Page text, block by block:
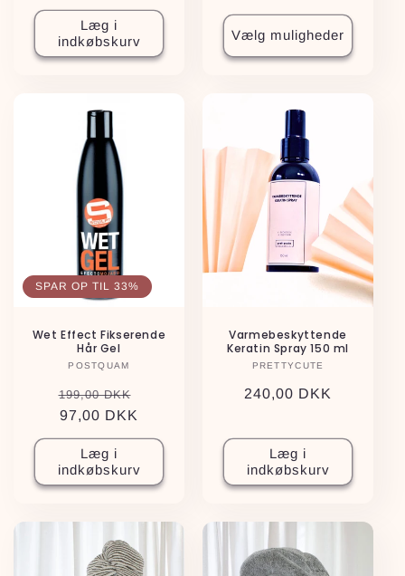
Læg i
indkøbskurv
Vælg muligheder
SPAR OP TIL 33%
Wet Effect Fikserende
Hår Gel
Forhandler:
POSTQUAM
Normalpris
199,00 DKK
97,00 DKK
Læg i
indkøbskurv
Varmebeskyttende
Keratin Spray 150 ml
Forhandler:
PRETTYCUTE
Normalpris
240,00 DKK
Læg i
indkøbskurv